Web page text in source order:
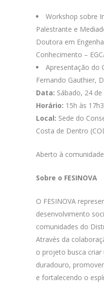
Workshop sobre
Palestrante e
Doutora em
Conhecimento –
Apresentação do
Fernando Gauthier,
Data: Sábado, 24
Horário: 15h às
Local: Sede do
Costa de Dentro
Aberto à
Sobre o FESINOVA
O FESINOVA
desenvolvimento
comunidades do
Através da
o projeto busca
duradouro,
e fortalecendo o